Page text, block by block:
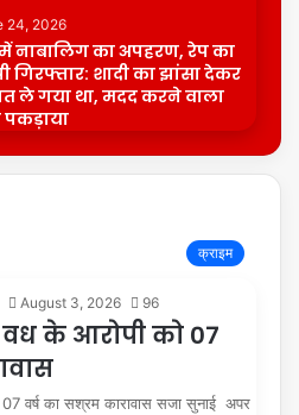
24, 2026
में नाबालिग का अपहरण, रेप का
गिरफ्तार: शादी का झांसा देकर
ले गया था, मदद करने वाला
पकड़ाया
क्राइम
August 3, 2026 96
के आरोपी को 07
वर्ष का सश्रम कारावास सजा सुनाई अपर